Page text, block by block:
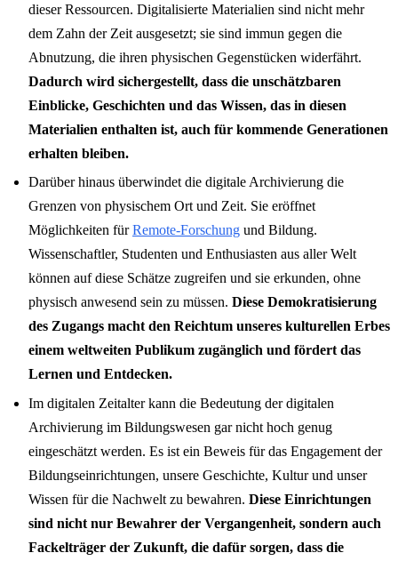
dieser Ressourcen. Digitalisierte Materialien sind nicht mehr
dem Zahn der Zeit ausgesetzt; sie sind immun gegen die
Abnutzung, die ihren physischen Gegenstücken widerfährt.
Dadurch wird sichergestellt, dass die unschätzbaren
Einblicke, Geschichten und das Wissen, das in diesen
Materialien enthalten ist, auch für kommende Generationen
erhalten bleiben.
Darüber hinaus überwindet die digitale Archivierung die
Grenzen von physischem Ort und Zeit. Sie eröffnet
Möglichkeiten fürRemote-Forschung und Bildung.
Wissenschaftler, Studenten und Enthusiasten aus aller Welt
können auf diese Schätze zugreifen und sie erkunden, ohne
physisch anwesend sein zu müssen. Diese Demokratisierung
des Zugangs macht den Reichtum unseres kulturellen Erbes
einem weltweiten Publikum zugänglich und fördert das
Lernen und Entdecken.
Im digitalen Zeitalter kann die Bedeutung der digitalen
Archivierung im Bildungswesen gar nicht hoch genug
eingeschätzt werden. Es ist ein Beweis für das Engagement der
Bildungseinrichtungen, unsere Geschichte, Kultur und unser
Wissen für die Nachwelt zu bewahren. Diese Einrichtungen
sind nicht nur Bewahrer der Vergangenheit, sondern auch
Fackelträger der Zukunft, die dafür sorgen, dass die